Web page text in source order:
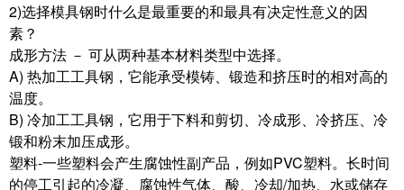
2)选择模具钢时什么是最重要的和最具有决定性意义的因
素？
成形方法 － 可从两种基本材料类型中选择。
A) 热加工工具钢，它能承受模铸、锻造和挤压时的相对高的
温度。
B) 冷加工工具钢，它用于下料和剪切、冷成形、冷挤压、冷
锻和粉末加压成形。
塑料-一些塑料会产生腐蚀性副产品，例如PVC塑料。长时间
的停工引起的冷凝、腐蚀性气体、酸、冷却/加热、水或储存